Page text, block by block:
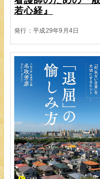
若心経』
発行：平成29年9月4日